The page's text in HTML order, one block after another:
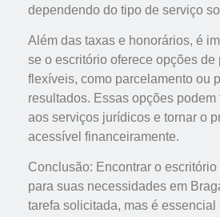
dependendo do tipo de serviço
Além das taxas e honorários, é
se o escritório oferece opções de
flexíveis, como parcelamento ou
resultados. Essas opções
aos serviços jurídicos e tornar o
acessível financeiramente.
Conclusão: Encontrar o
para suas necessidades em
tarefa solicitada, mas é essencial